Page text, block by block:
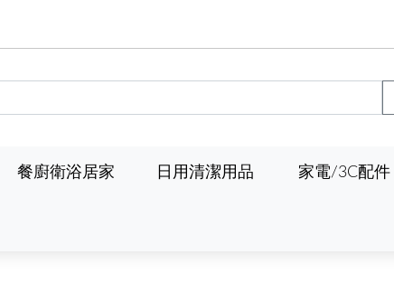
餐廚衛浴居家 日用清潔用品 家電/3C配件